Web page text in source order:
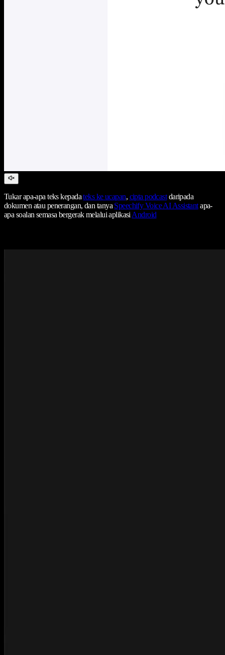
Tukar apa-apa teks kepadateks ke ucapan, cipta podcastdaripada
dokumen atau penerangan, dan tanyaSpeechify Voice AI Assistantapa-
apa soalan semasa bergerak melalui aplikasiAndroid